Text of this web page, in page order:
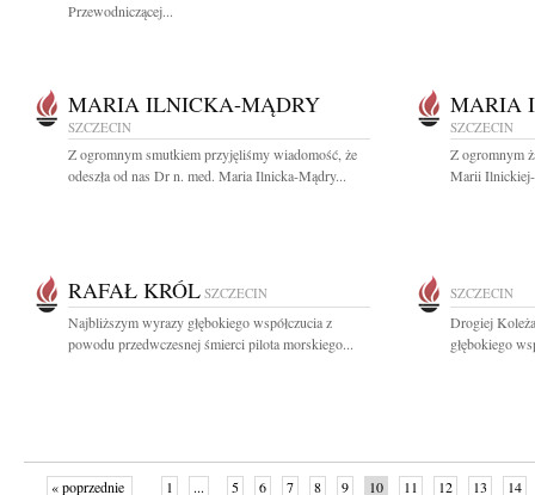
Przewodniczącej...
MARIA ILNICKA-MĄDRY
SZCZECIN
Z ogromnym smutkiem przyjęliśmy wiadomość, że
odeszła od nas Dr n. med. Maria Ilnicka-Mądry...
MARIA
SZCZECIN
Z ogromnym
Marii
RAFAŁ KRÓL SZCZECIN
Najbliższym wyrazy głębokiego współczucia z
powodu przedwczesnej śmierci pilota morskiego...
SZCZECIN
Drogiej
głębokiego
« poprzednie 1 ... 5 6 7 8 9 10 11 12 13 14